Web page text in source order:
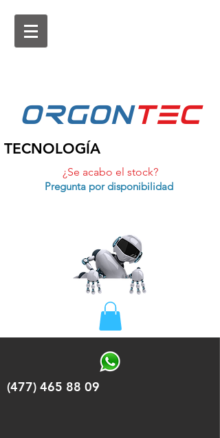
ORGONtEc
TECNOLOGÍA
¿Se acabo el stock?
Pregunta por disponibilidad
(477) 465 88 09